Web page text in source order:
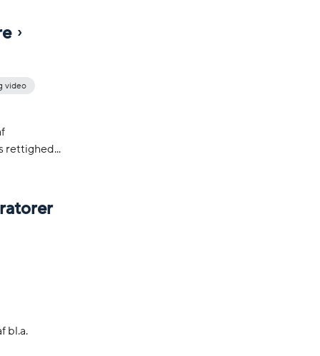
video
rettighed...
bl.a.